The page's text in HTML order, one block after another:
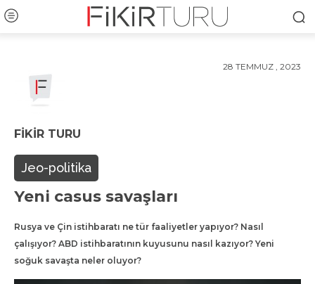
28 TEMMUZ , 2023
FIKIR TURU
Jeo-politika
Yeni casus savaşları
Rusya ve Çin istihbaratı ne tür faaliyetler yapıyor? Nasıl
çalışıyor? ABD istihbaratının kuyusunu nasıl kazıyor? Yeni
soğuk savaşta neler oluyor?